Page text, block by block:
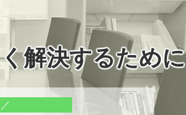
解決するために